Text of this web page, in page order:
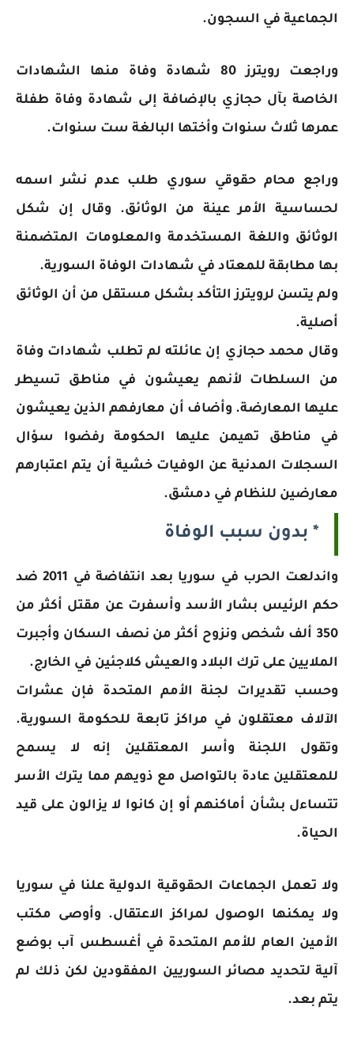
الجماعية في السجون.
وراجعت رويترز 80 شهادة وفاة منها الشهادات
الخاصة بآل حجازي بالإضافة إلى شهادة وفاة طفلة
عمرها ثلاث سنوات وأختها البالغة ست سنوات.
وراجع محام حقوقي سوري طلب عدم نشر اسمه
لحساسية الأمر عينة من الوثائق. وقال إن شكل
الوثائق واللغة المستخدمة والمعلومات المتضمنة
بها مطابقة للمعتاد في شهادات الوفاة السورية.
ولم يتسن لرويترز التأكد بشكل مستقل من أن الوثائق
أصلية.
وقال محمد حجازي إن عائلته لم تطلب شهادات وفاة
من السلطات لأنهم يعيشون في مناطق تسيطر
عليها المعارضة. وأضاف أن معارفهم الذين يعيشون
في مناطق تهيمن عليها الحكومة رفضوا سؤال
السجلات المدنية عن الوفيات خشية أن يتم اعتبارهم
معارضين للنظام في دمشق.
* بدون سبب الوفاة
واندلعت الحرب في سوريا بعد انتفاضة في 2011 ضد
حكم الرئيس بشار الأسد وأسفرت عن مقتل أكثر من
350 ألف شخص ونزوح أكثر من نصف السكان وأجبرت
الملايين على ترك البلاد والعيش كلاجئين في الخارج.
وحسب تقديرات لجنة الأمم المتحدة فإن عشرات
الآلاف معتقلون في مراكز تابعة للحكومة السورية.
وتقول اللجنة وأسر المعتقلين إنه لا يسمح
للمعتقلين عادة بالتواصل مع ذويهم مما يترك الأسر
تتساءل بشأن أماكنهم أو إن كانوا لا يزالون على قيد
الحياة.
ولا تعمل الجماعات الحقوقية الدولية علنا في سوريا
ولا يمكنها الوصول لمراكز الاعتقال. وأوصى مكتب
الأمين العام للأمم المتحدة في أغسطس آب بوضع
آلية لتحديد مصائر السوريين المفقودين لكن ذلك لم
يتم بعد.